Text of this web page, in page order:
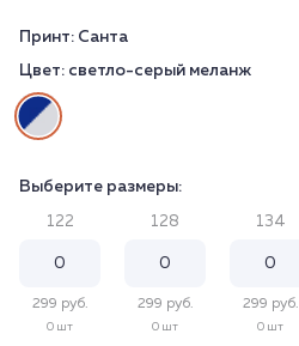
Принт: Санта
Цвет: светло-серый меланж
Выберите размеры:
122
299 руб.
0 шт
128
299 руб.
0 шт
134
299 руб.
0 шт